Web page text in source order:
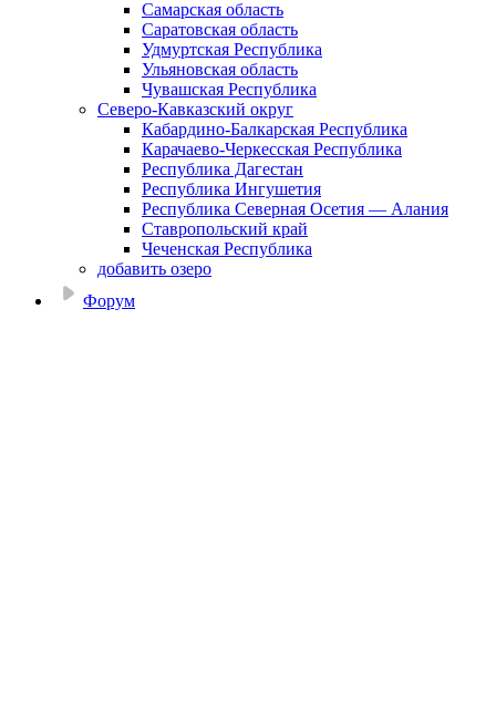
Самарская область
Саратовская область
Удмуртская Республика
Ульяновская область
Чувашская Республика
Северо-Кавказский округ
Кабардино-Балкарская Республика
Карачаево-Черкесская Республика
Республика Дагестан
Республика Ингушетия
Республика Северная Осетия — Алания
Ставропольский край
Чеченская Республика
добавить озеро
Форум